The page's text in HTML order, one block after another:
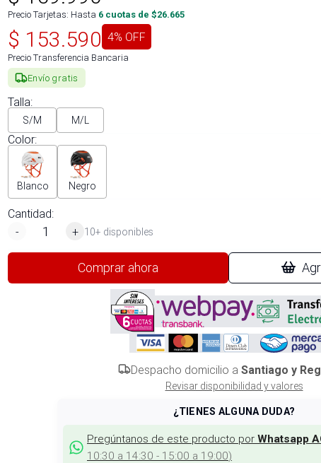
Precio Tarjetas: Hasta 6 cuotas de $26.665
$ 153.590 4% OFF
Precio Transferencia Bancaria
Envío gratis
Talla:
S/M M/L
Color:
Blanco Negro
Cantidad:
-
+ 10+ disponibles
Comprar ahora
Despacho domicilio a Santiago y
Revisar disponibilidad y valores
¿TIENES ALGUNA DUDA?
Pregúntanos de este producto por Whatsapp
10:30 a 14:30 - 15:00 a 19:00)